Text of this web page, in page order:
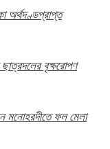
অর্থদণ্ডপ্রাপ্ত
বৃক্ষরোপণ
মনোহরদীতে ফল মেলা